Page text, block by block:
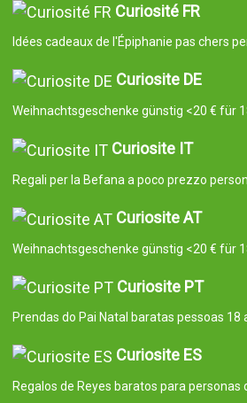
Curiosité FR
Idées cadeaux de l'Épiphanie pas chers
Curiosite DE
Weihnachtsgeschenke günstig <20 € für
Curiosite IT
Regali per la Befana a poco prezzo
Curiosite AT
Weihnachtsgeschenke günstig <20 € für
Curiosite PT
Prendas do Pai Natal baratas pessoas 18
Curiosite ES
Regalos de Reyes baratos para personas